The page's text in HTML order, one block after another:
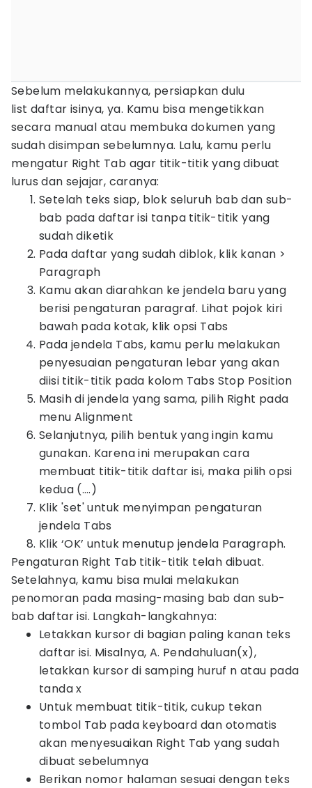
Sebelum melakukannya, persiapkan dulu
list daftar isinya, ya. Kamu bisa mengetikkan
secara manual atau membuka dokumen yang
sudah disimpan sebelumnya. Lalu, kamu perlu
mengatur Right Tab agar titik-titik yang dibuat
lurus dan sejajar, caranya:
Setelah teks siap, blok seluruh bab dan sub-
bab pada daftar isi tanpa titik-titik yang
sudah diketik
Pada daftar yang sudah diblok, klik kanan >
Paragraph
Kamu akan diarahkan ke jendela baru yang
berisi pengaturan paragraf. Lihat pojok kiri
bawah pada kotak, klik opsi Tabs
Pada jendela Tabs, kamu perlu melakukan
penyesuaian pengaturan lebar yang akan
diisi titik-titik pada kolom Tabs Stop Position
Masih di jendela yang sama, pilih Right pada
menu Alignment
Selanjutnya, pilih bentuk yang ingin kamu
gunakan. Karena ini merupakan cara
membuat titik-titik daftar isi, maka pilih opsi
kedua (….)
Klik 'set' untuk menyimpan pengaturan
jendela Tabs
Klik ‘OK’ untuk menutup jendela Paragraph.
Pengaturan Right Tab titik-titik telah dibuat.
Setelahnya, kamu bisa mulai melakukan
penomoran pada masing-masing bab dan sub-
bab daftar isi. Langkah-langkahnya:
Letakkan kursor di bagian paling kanan teks
daftar isi. Misalnya, A. Pendahuluan(x),
letakkan kursor di samping huruf n atau pada
tanda x
Untuk membuat titik-titik, cukup tekan
tombol Tab pada keyboard dan otomatis
akan menyesuaikan Right Tab yang sudah
dibuat sebelumnya
Berikan nomor halaman sesuai dengan teks